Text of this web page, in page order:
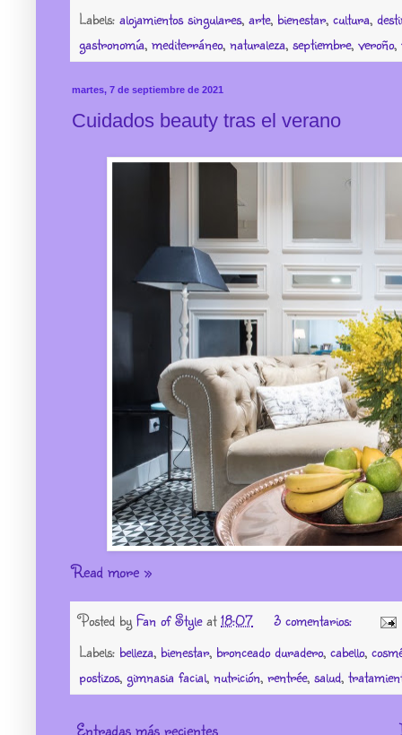
Labels: alojamientos singulares, arte, bienestar, cultura,
gastronomía, mediterráneo, naturaleza, septiembre, veroño,
martes, 7 de septiembre de 2021
Cuidados beauty tras el verano
Read more »
Posted by Fan of Style at18:07
3 comentarios:
Labels: belleza, bienestar, bronceado duradero, cabello,
postizos, gimnasia facial, nutrición, rentrée, salud,
Entradas más recientes